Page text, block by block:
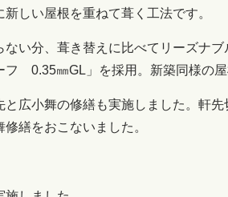
しい屋根を重ねて葺く工法です。
い分、葺き替えに比べてリーズナブ
0.35㎜GL」を採用。新築同様の屋
広小舞の修繕も実施しました。軒
繕をおこないました。